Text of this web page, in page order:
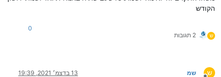
הקודש
ש 2 תגובות
0
ש שמ 13 בדצמ׳ 2021, 19:39